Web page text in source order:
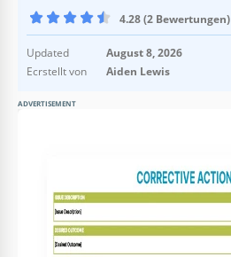
4.28 (2 Bewertungen)
Updated
August 8, 2026
Ecrstellt von
Aiden Lewis
ADVERTISEMENT